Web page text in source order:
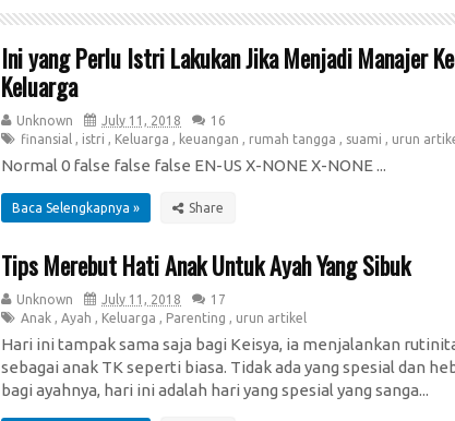
Ini yang Perlu Istri Lakukan Jika Menjadi Manajer
Keluarga
Unknown July 11, 2018
16
finansial
, istri , Keluarga , keuangan , rumah tangga , suami , urun
Normal 0 false false false EN-US X-NONE X-NONE ...
Baca Selengkapnya »
Tips Merebut Hati Anak Untuk Ayah Yang Sibuk
Unknown July 11, 2018
17
Anak , Ayah , Keluarga , Parenting , urun artikel
Hari ini tampak sama saja bagi Keisya, ia menjalankan
sebagai anak TK seperti biasa. Tidak ada yang spesial dan
bagi ayahnya, hari ini adalah hari yang spesial yang sanga...